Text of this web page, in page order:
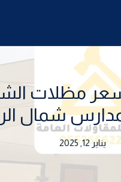
مظلات
شمال
يناير 12, 2025